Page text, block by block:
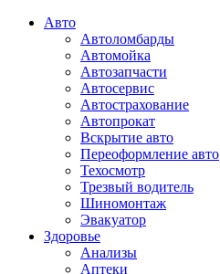
Авто
Автоломбарды
Автомойка
Автозапчасти
Автосервис
Автострахование
Автопрокат
Вскрытие авто
Переоформление авто
Техосмотр
Трезвый водитель
Шиномонтаж
Эвакуатор
Здоровье
Анализы
Аптеки